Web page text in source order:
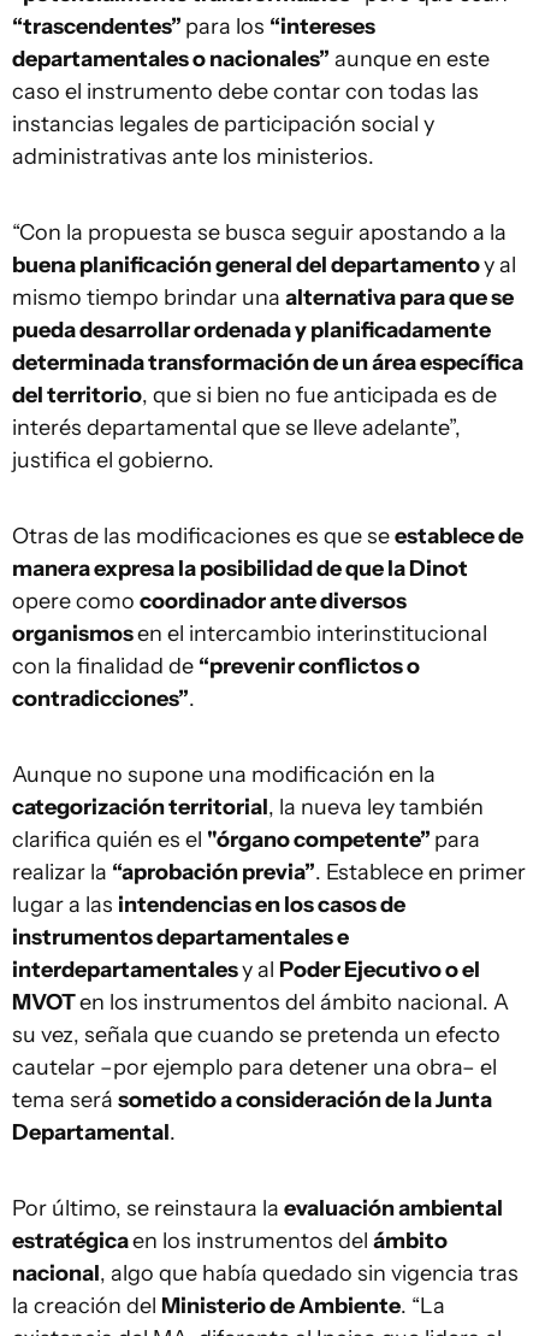
“trascendentes” para los “intereses
departamentales o nacionales” aunque en este
caso el instrumento debe contar con todas las
instancias legales de participación social y
administrativas ante los ministerios.
“Con la propuesta se busca seguir apostando a la
buena planificación general del departamentoy al
mismo tiempo brindar una alternativa para que se
pueda desarrollar ordenada y planificadamente
determinada transformación de un área específica
del territorio, que si bien no fue anticipada es de
interés departamental que se lleve adelante”,
justifica el gobierno.
Otras de las modificaciones es que seestablece de
manera expresa la posibilidad de que la Dinot
opere como coordinador ante diversos
organismosen el intercambio interinstitucional
con la finalidad de “prevenir conflictos o
contradicciones”.
Aunque no supone una modificación en la
categorización territorial, la nueva ley también
clarifica quién es el "órgano competente” para
realizar la “aprobación previa”. Establece en primer
lugar a las intendencias en los casos de
instrumentos departamentales e
interdepartamentalesy al Poder Ejecutivo o el
MVOTen los instrumentos del ámbito nacional. A
su vez, señala que cuando se pretenda un efecto
cautelar –por ejemplo para detener una obra– el
tema será sometido a consideración de la Junta
Departamental.
Por último, se reinstaura la evaluación ambiental
estratégicaen los instrumentos del ámbito
nacional, algo que había quedado sin vigencia tras
la creación del Ministerio de Ambiente. “La